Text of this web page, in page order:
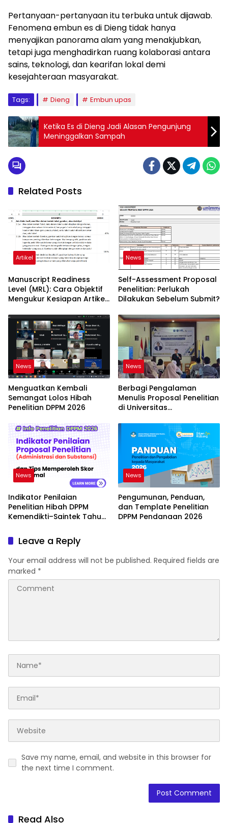
Pertanyaan-pertanyaan itu terbuka untuk dijawab.
Fenomena embun es di Dieng tidak hanya
menyajikan panorama alam yang menakjubkan,
tetapi juga menghadirkan ruang kolaborasi antara
sains, teknologi, dan kearifan lokal demi
kesejahteraan masyarakat.
Tags: Dieng Embun upas
Ketika Es di Dieng Jadi Alasan Pengunjung
Meninggalkan Sampah
Related Posts
Artikel
Manuscript Readiness
Level (MRL): Cara Objektif
Mengukur Kesiapan Artikel
News
Self-Assessment Proposal
Penelitian: Perlukah
Dilakukan Sebelum Submit?
News
Menguatkan Kembali
Semangat Lolos Hibah
Penelitian DPPM 2026
News
Berbagi Pengalaman
Menulis Proposal Penelitian
di Universitas
News
Indikator Penilaian
Penelitian Hibah DPPM
Kemendikti–Saintek Tahun
News
Pengumunan, Penduan,
dan Template Penelitian
DPPM Pendanaan 2026
Leave a Reply
Your email address will not be published. Required fields are
marked *
Save my name, email, and website in this browser for
the next time I comment.
Read Also